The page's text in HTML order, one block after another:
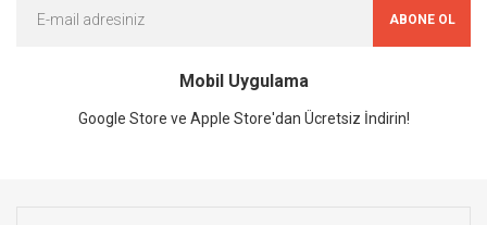
ABONE OL
Mobil Uygulama
Google Store ve Apple Store'dan Ücretsiz İndirin!